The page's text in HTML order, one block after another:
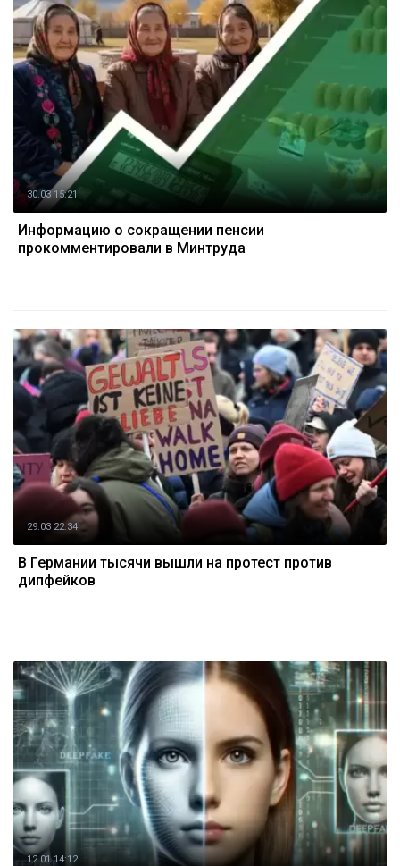
30.03 15:21
Информацию о сокращении пенсии
прокомментировали в Минтруда
29.03 22:34
В Германии тысячи вышли на протест против
дипфейков
12.01 14:12